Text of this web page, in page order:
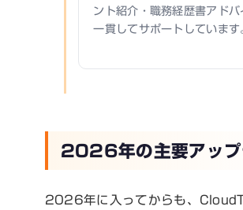
ント紹介・職務経歴書アドバ
一貫してサポートしています
2026年の主要アップ
2026年に入ってからも、